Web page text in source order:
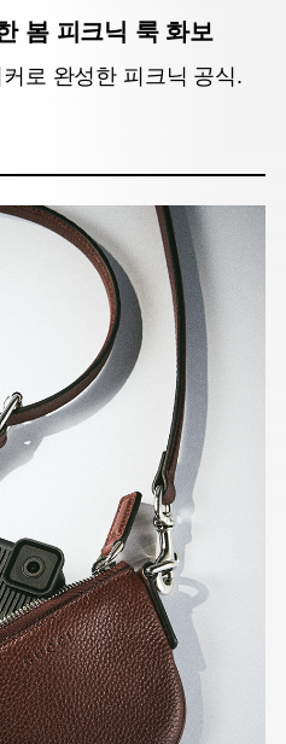
봄 피크닉 룩 화보
로 완성한 피크닉 공식.